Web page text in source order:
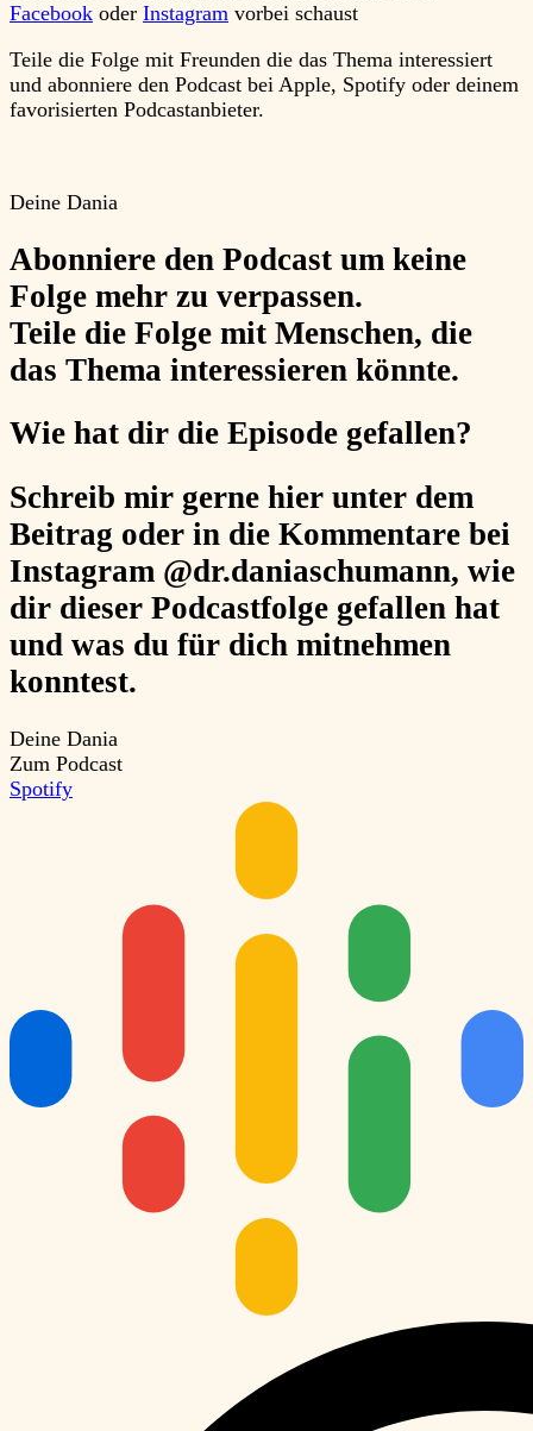
Facebook oder Instagram vorbei schaust
Teile die Folge mit Freunden die das Thema interessiert
und abonniere den Podcast bei Apple, Spotify oder deinem
favorisierten Podcastanbieter.
Deine Dania
Abonniere den Podcast um keine
Folge mehr zu verpassen.
Teile die Folge mit Menschen, die
das Thema interessieren könnte.
Wie hat dir die Episode gefallen?
Schreib mir gerne hier unter dem
Beitrag oder in die Kommentare bei
Instagram @dr.daniaschumann, wie
dir dieser Podcastfolge gefallen hat
und was du für dich mitnehmen
konntest.
Deine Dania
Zum Podcast
Spotify